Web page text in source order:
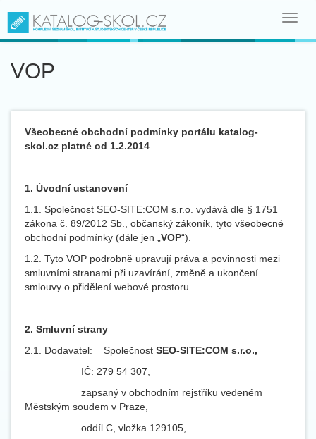
VOP
Všeobecné obchodní podmínky portálu katalog-
skol.cz platné od 1.2.2014
1. Úvodní ustanovení
1.1. Společnost SEO-SITE:COM s.r.o. vydává dle § 1751
zákona č. 89/2012 Sb., občanský zákoník, tyto všeobecné
obchodní podmínky (dále jen „ VOP“).
1.2. Tyto VOP podrobně upravují práva a povinnosti mezi
smluvními stranami při uzavírání, změně a ukončení
smlouvy o přidělení webové prostoru.
2. Smluvní strany
2.1. Dodavatel: Společnost SEO-SITE:COM s.r.o.,
IČ: 279 54 307,
zapsaný v obchodním rejstříku vedeném
Městským soudem v Praze,
oddíl C, vložka 129105,